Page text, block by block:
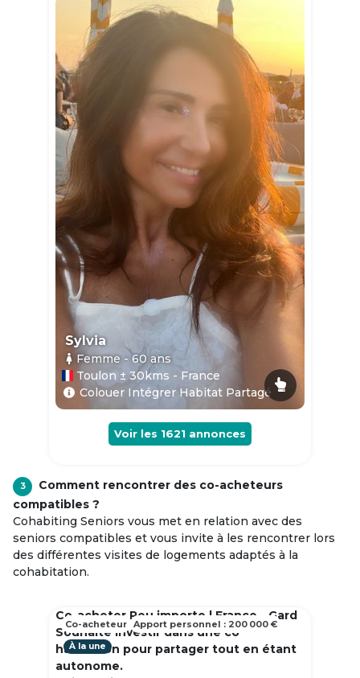
Sylvia
Femme - 60ans
Toulon ± 30kms - France
Colouer Intégrer Habitat Partagé
Voir les 1621 annonces
3
Comment rencontrer des co-acheteurs
compatibles ?
Cohabiting Seniors vous met en relation avec des
seniors compatibles et vous invite à les rencontrer lors
des différentes visites de logements adaptés à la
cohabitation.
Co-acheter Peu importe | France - Gard
Souhaite investir dans une co
habitation pour partager tout en étant
autonome.
À la une
Co-acheteur Apport personnel : 200 000 €